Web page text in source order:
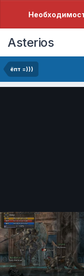
Asterios
ёпт =)))